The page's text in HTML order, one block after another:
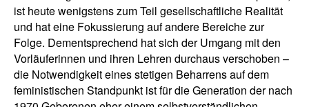
ist heute wenigstens zum Teil gesellschaftliche Realität
und hat eine Fokussierung auf andere Bereiche zur
Folge. Dementsprechend hat sich der Umgang mit den
Vorläuferinnen und ihren Lehren durchaus verschoben –
die Notwendigkeit eines stetigen Beharrens auf dem
feministischen Standpunkt ist für die Generation der nach